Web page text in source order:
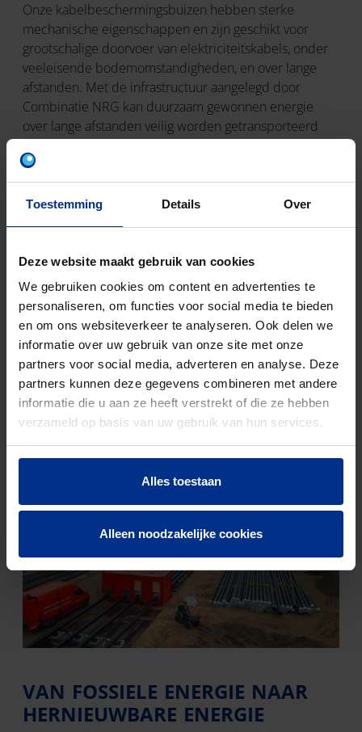
Toestemming Details Over
Deze website maakt gebruik van cookies
We gebruiken cookies om content en advertenties te
personaliseren, om functies voor social media te bieden
en om ons websiteverkeer te analyseren. Ook delen we
informatie over uw gebruik van onze site met onze
partners voor social media, adverteren en analyse. Deze
partners kunnen deze gegevens combineren met andere
informatie die u aan ze heeft verstrekt of die ze hebben
verzameld op basis van uw gebruik van hun services.
Alles toestaan
Alleen noodzakelijke cookies
Onze kabelbeschermingsbuizen hebben sterke
mechanische eigenschappen en zijn geschikt voor
grootschalige doorvoer van elektriciteitskabels, onder
veeleisende bodemomstandigheden, en over lange
afstanden. Met de infrastructuur aangelegd door
Combinatie NRG kan duurzaam gewonnen energie
over lange afstanden veilig worden getransporteerd
VAN FOSSIELE ENERGIE NAAR
HERNIEUWBARE ENERGIE